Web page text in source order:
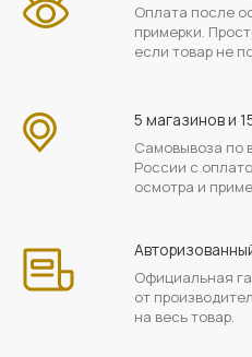
Оплата после
примерки.
если товар не
5 магазинов и
Самовывоза по
России с
осмотра и
Официальная
от
на весь товар.